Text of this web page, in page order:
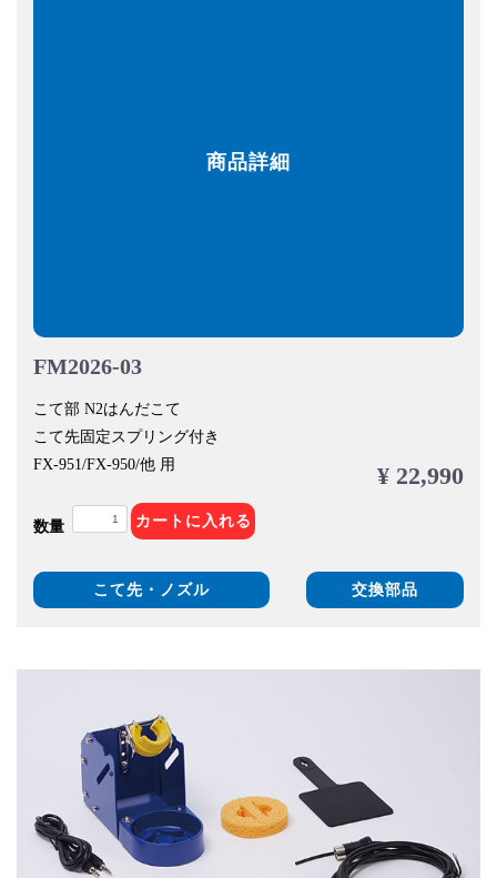
商品詳細
FM2026-03
こて部 N2はんだこて
こて先固定スプリング付き
FX-951/FX-950/他 用
¥ 22,990
数量 カートに入れる
こて先・ノズル 交換部品